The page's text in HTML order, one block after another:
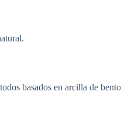
basados en arcilla de